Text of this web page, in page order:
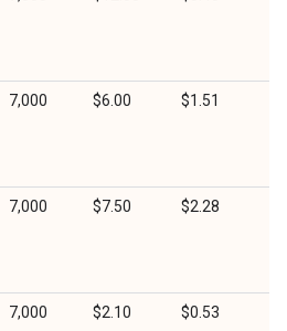
7,000 $6.00 $1.51
7,000 $7.50 $2.28
7,000 $2.10 $0.53